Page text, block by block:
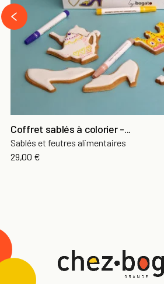
Coffret sablés à colorier -...
Sablés et feutres alimentaires
29,00 €
‹